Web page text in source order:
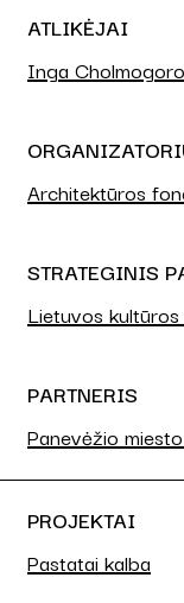
ATLIKĖJAI
Inga
Architektūros
STRATEGINIS
Lietuvos
PARTNERIS
Panevėžio
PROJEKTAI
Pastatai kalba